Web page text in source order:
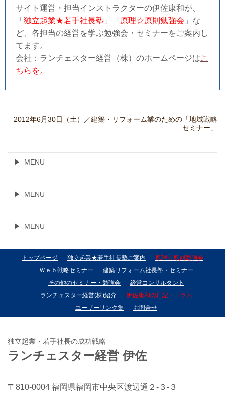
サイト運営・担当インストラクターの伊佐康和が、
「 独立起業★若手社長塾 」「 原理☆原則勉強会 」な
ど、各担当の経営を学ぶ勉強会・セミナーをご案内し
てます。
会社：ランチェスター経営（株）のホームページはこ
ちらを。
2012年6月30日（土）／建築・リフォーム業のための「地域戦略
セミナー」
MENU
MENU
MENU
トップページ 独立起業★若手社長塾ご案内
原理☆原則勉強会
Ｗｅｂ戦略セミナー
建築リフォーム社長塾・セミナー
その他のセミナー・勉強会
経営コンサルタント
ランチェスター経営(株)紹介
伊佐康和の日記・コラム
ユーザーリンク集
お問合せ
独立起業・若手社長の成功戦略
ランチェスター経営 伊佐
〒810-0004 福岡県福岡市中央区渡辺通２-３-３